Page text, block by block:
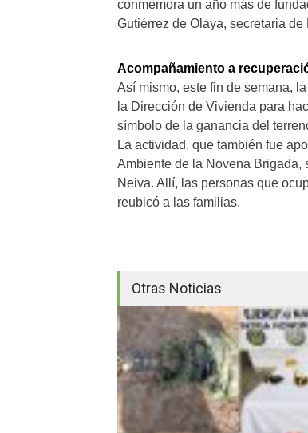
conmemora un año más de
Gutiérrez de Olaya, secretaria
Acompañamiento a
Así mismo, este fin de semana,
la Dirección de Vivienda para
símbolo de la ganancia del
La actividad, que también fue
Ambiente de la Novena Brigada,
Neiva. Allí, las personas que
reubicó a las familias.
Otras Noticias